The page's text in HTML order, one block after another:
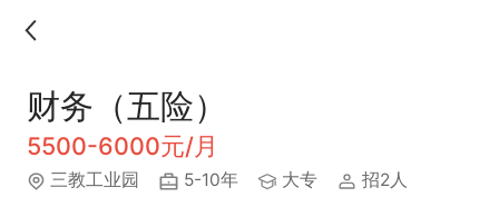
财务（五险）
5500-6000元/月
三教工业园 5-10年 大专 招2人